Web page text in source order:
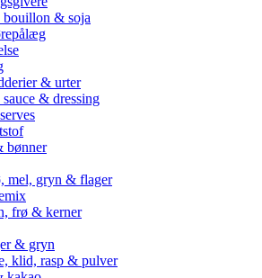
bouillon & soja
& urter
& dressing
bønner
mel, gryn & flager
frø & kerner
& gryn
klid, rasp & pulver